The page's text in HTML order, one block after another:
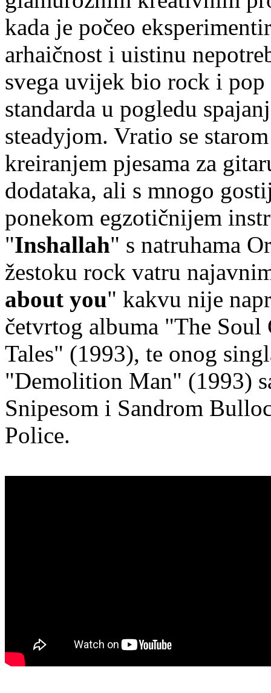
kada je počeo
arhaičnost i uistinu
svega uvijek bio rock i
standarda u pogledu
steadyjom. Vratio se
kreiranjem pjesama za
dodataka, ali s mnogo
ponekom egzotičnijem
"Inshallah" s natruhama
žestoku rock vatru
about you" kakvu nije
četvrtog albuma "The Soul
Tales" (1993), te onog
"Demolition Man" (1993)
Snipesom i Sandrom
Police.